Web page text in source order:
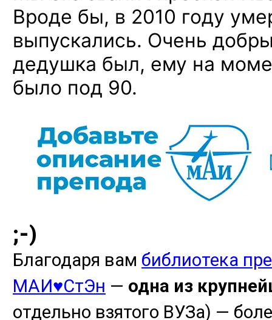
Вроде бы, в 2010 году
выпускались. Очень
дедушка был, ему на
было под 90.